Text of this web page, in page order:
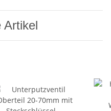
Artikel